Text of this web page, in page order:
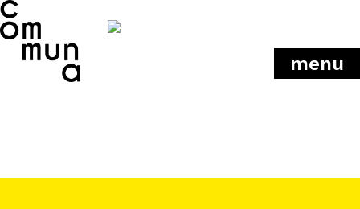
menu